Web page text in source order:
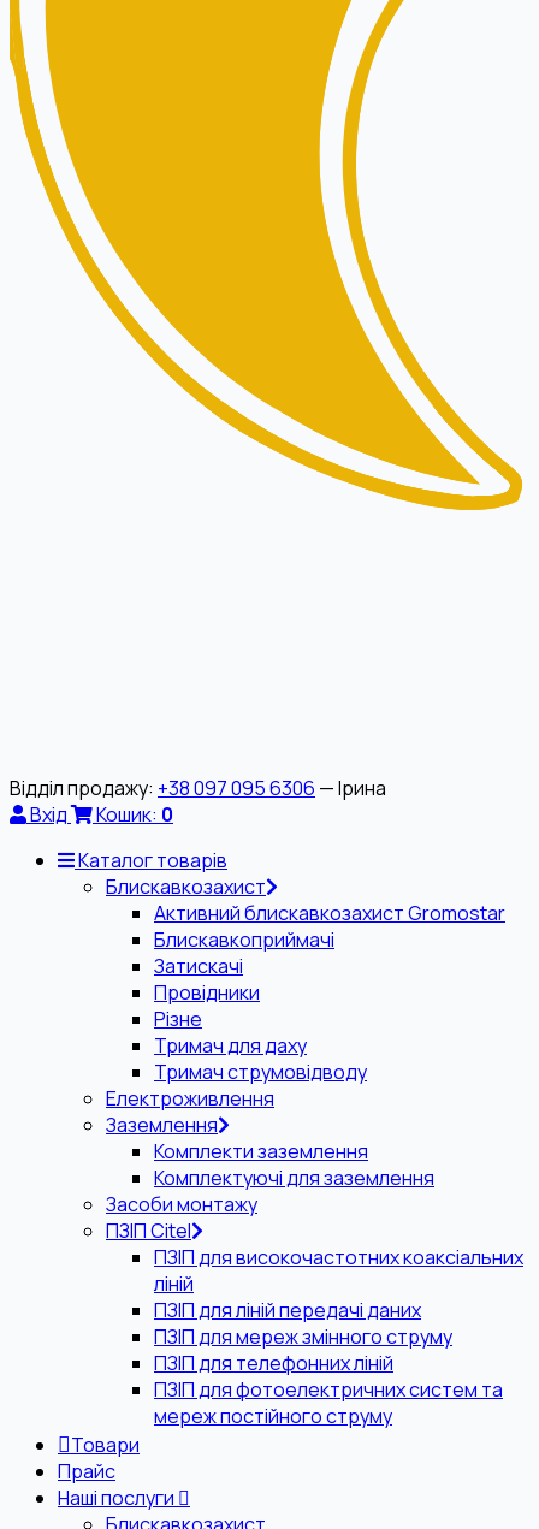
Відділ продажу: +38 097 095 6306 — Ірина
Вхід
Кошик: 0
Каталог товарів
Блискавкозахист
Активний блискавкозахист Gromostar
Блискавкоприймачі
Затискачі
Провідники
Різне
Тримач для даху
Тримач струмовідводу
Електроживлення
Заземлення
Комплекти заземлення
Комплектуючі для заземлення
Засоби монтажу
ПЗІП Citel
ПЗІП для високочастотних коаксіальних
ліній
ПЗІП для ліній передачі даних
ПЗІП для мереж змінного струму
ПЗІП для телефонних ліній
ПЗІП для фотоелектричних систем та
мереж постійного струму
Товари
Прайс
Наші послуги